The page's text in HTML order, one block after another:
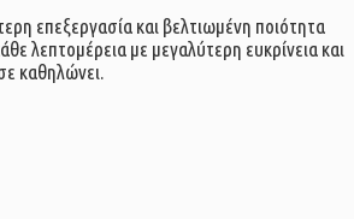
επεξεργασία και βελτιωμένη ποιότητα
λεπτομέρεια με μεγαλύτερη ευκρίνεια και
καθηλώνει.